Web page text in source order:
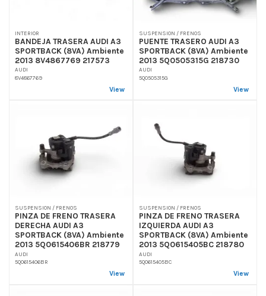
INTERIOR
BANDEJA TRASERA AUDI A3
SPORTBACK (8VA) Ambiente
2013 8V4867769 217573
AUDI
8V4867769
View
SUSPENSION / FRENOS
PUENTE TRASERO AUDI A3
SPORTBACK (8VA) Ambiente
2013 5Q0505315G 218730
AUDI
5Q0505315G
View
SUSPENSION / FRENOS
PINZA DE FRENO TRASERA
DERECHA AUDI A3
SPORTBACK (8VA) Ambiente
2013 5Q0615406BR 218779
AUDI
5Q0615406BR
View
SUSPENSION / FRENOS
PINZA DE FRENO TRASERA
IZQUIERDA AUDI A3
SPORTBACK (8VA) Ambiente
2013 5Q0615405BC 218780
AUDI
5Q0615405BC
View